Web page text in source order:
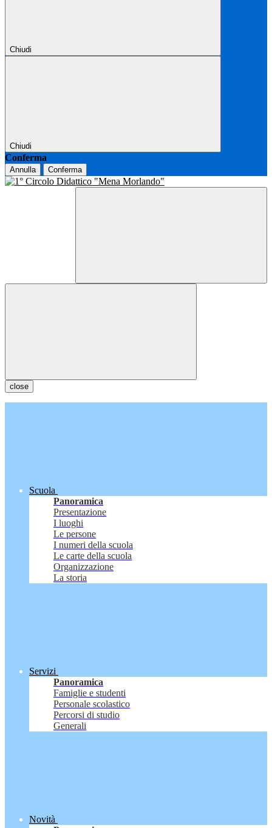
Chiudi
Chiudi
Conferma
Annulla Conferma
close
Scuola
Panoramica
Presentazione
I luoghi
Le persone
I numeri della scuola
Le carte della scuola
Organizzazione
La storia
Servizi
Panoramica
Famiglie e studenti
Personale scolastico
Percorsi di studio
Generali
Novità